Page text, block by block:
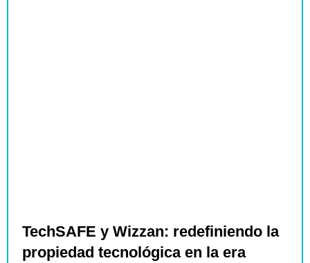
TechSAFE y Wizzan: redefiniendo la
propiedad tecnológica en la era